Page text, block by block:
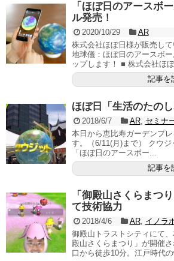
「ほぼ日のアースボ
ル発売！
2020/10/29
AR
株式会社ほぼ日様が販売し
地球儀：ほぼ日のアースボ
ップします！ ■ 株式会社ほ
記事を
ほぼ日「生活のたの
2018/6/7 AR, セミナ
本日から恵比寿ガーデンプ
す。（6/11(月)まで） クウ
「ほぼ日のアースボー...
記事を
「御殿山さくらまつ
て技術協力
2018/4/6 AR, イノラ
御殿山トラストシティにて
殿山さくらまつり」が開催
口から徒歩10分。江戸時代